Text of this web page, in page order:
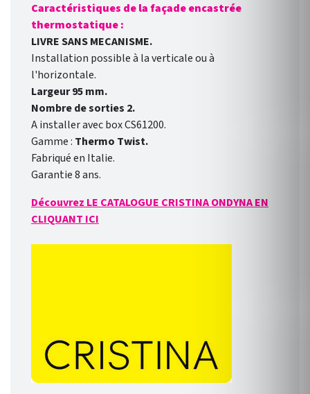
Caractéristiques de la façade encastrée
thermostatique :
LIVRE SANS MECANISME.
Installation possible à la verticale ou à
l'horizontale.
Largeur 95 mm.
Nombre de sorties 2.
A installer avec box CS61200.
Gamme : Thermo Twist.
Fabriqué en Italie.
Garantie 8 ans.
Découvrez LE CATALOGUE CRISTINA ONDYNA EN
CLIQUANT ICI